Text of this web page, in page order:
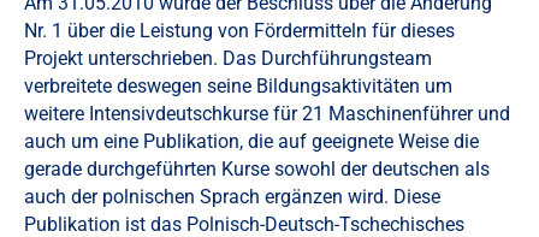
Nr. 1 über die Leistung von Fördermitteln für dieses
Projekt unterschrieben. Das Durchführungsteam
verbreitete deswegen seine Bildungsaktivitäten um
weitere Intensivdeutschkurse für 21 Maschinenführer und
auch um eine Publikation, die auf geeignete Weise die
gerade durchgeführten Kurse sowohl der deutschen als
auch der polnischen Sprach ergänzen wird. Diese
Publikation ist das Polnisch-Deutsch-Tschechisches